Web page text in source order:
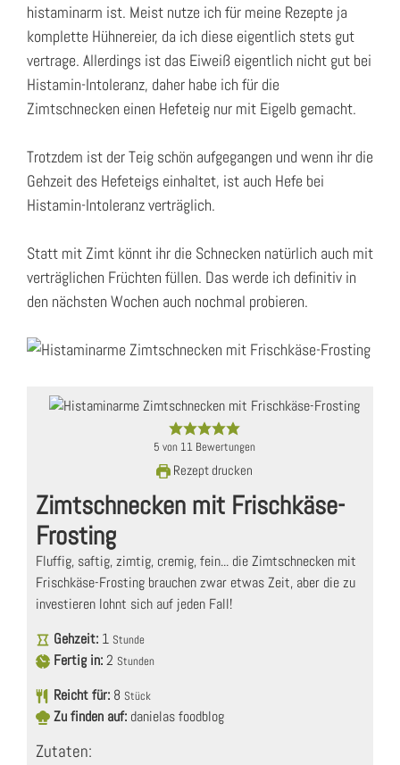
histaminarm ist. Meist nutze ich für meine Rezepte ja
komplette Hühnereier, da ich diese eigentlich stets gut
vertrage. Allerdings ist das Eiweiß eigentlich nicht gut bei
Histamin-Intoleranz, daher habe ich für die
Zimtschnecken einen Hefeteig nur mit Eigelb gemacht.
Trotzdem ist der Teig schön aufgegangen und wenn ihr die
Gehzeit des Hefeteigs einhaltet, ist auch Hefe bei
Histamin-Intoleranz verträglich.
Statt mit Zimt könnt ihr die Schnecken natürlich auch mit
verträglichen Früchten füllen. Das werde ich definitiv in
den nächsten Wochen auch nochmal probieren.
5 von 11 Bewertungen
Rezept drucken
Zimtschnecken mit Frischkäse-
Frosting
Fluffig, saftig, zimtig, cremig, fein... die Zimtschnecken mit
Frischkäse-Frosting brauchen zwar etwas Zeit, aber die zu
investieren lohnt sich auf jeden Fall!
Gehzeit: 1 Stunde
Fertig in:2 Stunden
Reicht für: 8 Stück
Zu finden auf: danielas foodblog
Zutaten: